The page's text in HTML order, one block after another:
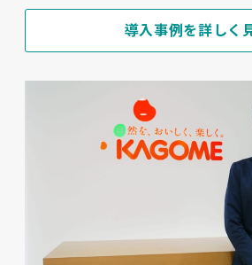
導入事例を詳しく